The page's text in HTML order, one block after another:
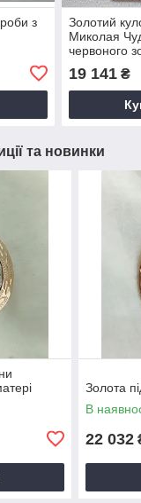
з
Золотий
Миколая
червоного
19 141₴
та новинки
Золота
В
22 032